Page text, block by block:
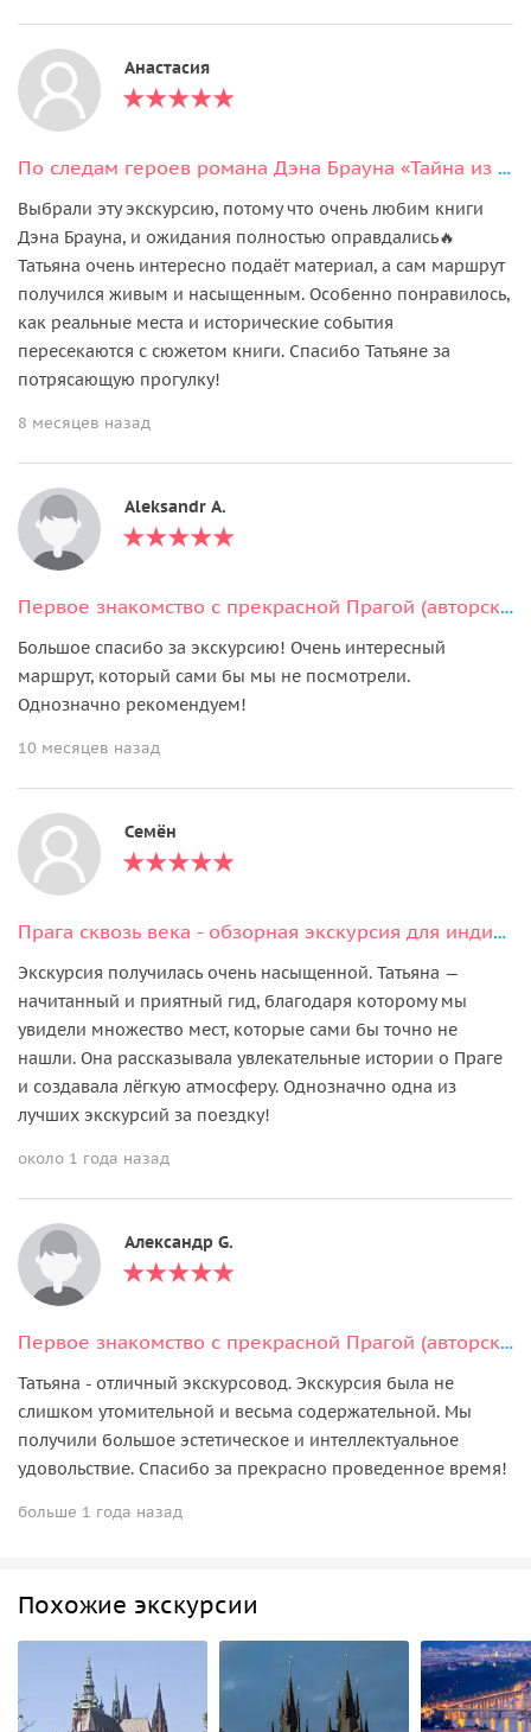
Анастасия
По следам героев романа Дэна Брауна «Тайна из тайн» в Праге
Выбрали эту экскурсию, потому что очень любим книги
Дэна Брауна, и ожидания полностью оправдались🔥
Татьяна очень интересно подаёт материал, а сам маршрут
получился живым и насыщенным. Особенно понравилось,
как реальные места и исторические события
пересекаются с сюжетом книги. Спасибо Татьяне за
потрясающую прогулку!
8 месяцев назад
Aleksandr А.
Первое знакомство с прекрасной Прагой (авторская экскурсия)
Большое спасибо за экскурсию! Очень интересный
маршрут, который сами бы мы не посмотрели.
Однозначно рекомендуем!
10 месяцев назад
Семён
Прага сквозь века - обзорная экскурсия для индивидуалов
Экскурсия получилась очень насыщенной. Татьяна —
начитанный и приятный гид, благодаря которому мы
увидели множество мест, которые сами бы точно не
нашли. Она рассказывала увлекательные истории о Праге
и создавала лёгкую атмосферу. Однозначно одна из
лучших экскурсий за поездку!
около 1 года назад
Александр G.
Первое знакомство с прекрасной Прагой (авторская экскурсия)
Татьяна - отличный экскурсовод. Экскурсия была не
слишком утомительной и весьма содержательной. Мы
получили большое эстетическое и интеллектуальное
удовольствие. Спасибо за прекрасно проведенное время!
больше 1 года назад
Похожие экскурсии